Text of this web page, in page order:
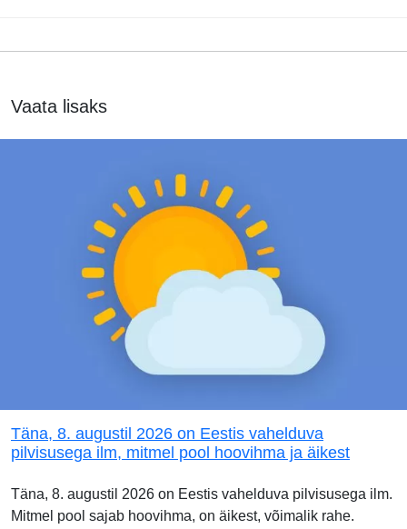
Vaata lisaks
Täna, 8. augustil 2026 on Eestis vahelduva
pilvisusega ilm, mitmel pool hoovihma ja äikest
Täna, 8. augustil 2026 on Eestis vahelduva pilvisusega ilm.
Mitmel pool sajab hoovihma, on äikest, võimalik rahe.